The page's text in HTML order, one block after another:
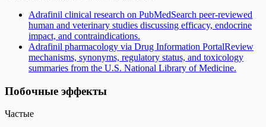
Adrafinil clinical research on PubMedSearch peer-reviewed
human and veterinary studies discussing efficacy, endocrine
impact, and contraindications.
Adrafinil pharmacology via Drug Information PortalReview
mechanisms, synonyms, regulatory status, and toxicology
summaries from the U.S. National Library of Medicine.
Побочные эффекты
Частые